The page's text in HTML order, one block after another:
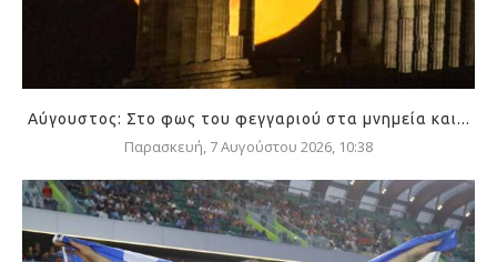
Αύγουστος: Στο φως του φεγγαριού στα μνημεία και...
Παρασκευή, 7 Αυγούστου 2026, 10:38